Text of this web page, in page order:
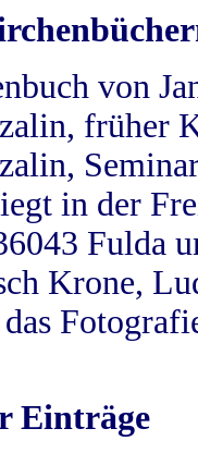
von
früher
in der
Fulda
Krone,
Einträge